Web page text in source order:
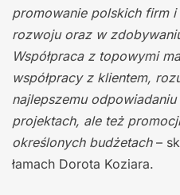
promowanie polskich firm
rozwoju oraz w
Współpraca z topowymi
współpracy z klientem,
najlepszemu
projektach, ale też
określonych budżetach–
łamach Dorota Koziara.